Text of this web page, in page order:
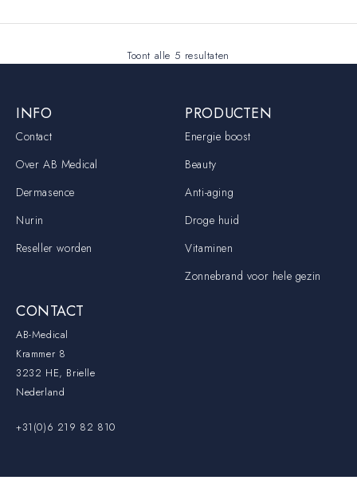
Toont alle 5 resultaten
INFO
Contact
Over AB Medical
Dermasence
Nurin
Reseller worden
PRODUCTEN
Energie boost
Beauty
Anti-aging
Droge huid
Vitaminen
Zonnebrand voor hele gezin
CONTACT
AB-Medical
Krammer 8
3232 HE, Brielle
Nederland
+31(0)6 219 82 810